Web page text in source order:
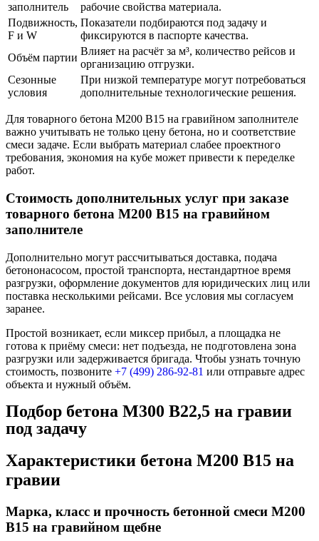
заполнитель
рабочие свойства материала.
Подвижность,
F и W
Показатели подбираются под задачу и
фиксируются в паспорте качества.
Объём партии
Влияет на расчёт за м³, количество рейсов и
организацию отгрузки.
Сезонные
условия
При низкой температуре могут потребоваться
дополнительные технологические решения.
Для товарного бетона М200 В15 на гравийном заполнителе
важно учитывать не только цену бетона, но и соответствие
смеси задаче. Если выбрать материал слабее проектного
требования, экономия на кубе может привести к переделке
работ.
Стоимость дополнительных услуг при заказе
товарного бетона М200 В15 на гравийном
заполнителе
Дополнительно могут рассчитываться доставка, подача
бетононасосом, простой транспорта, нестандартное время
разгрузки, оформление документов для юридических лиц или
поставка несколькими рейсами. Все условия мы согласуем
заранее.
Простой возникает, если миксер прибыл, а площадка не
готова к приёму смеси: нет подъезда, не подготовлена зона
разгрузки или задерживается бригада. Чтобы узнать точную
стоимость, позвоните +7 (499) 286-92-81 или отправьте адрес
объекта и нужный объём.
Подбор бетона М300 В22,5 на гравии
под задачу
Характеристики бетона М200 В15 на
гравии
Марка, класс и прочность бетонной смеси М200
В15 на гравийном щебне